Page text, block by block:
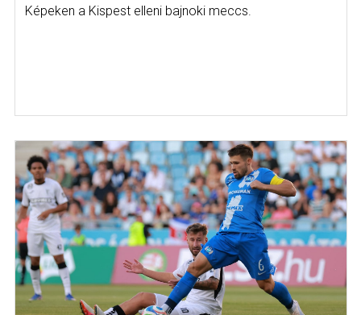
Képeken a Kispest elleni bajnoki meccs.